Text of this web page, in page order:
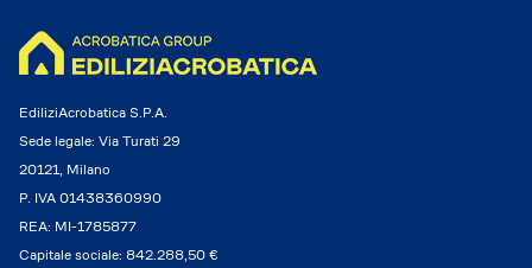
EdiliziAcrobatica S.P.A.
Sede legale: Via Turati 29
20121, Milano
P. IVA 01438360990
REA: MI-1785877
Capitale sociale: 842.288,50 €